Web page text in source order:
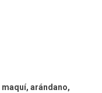
maquí, arándano,